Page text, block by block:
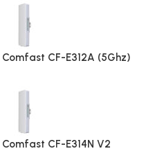
Comfast CF-E312A (5Ghz)
Comfast CF-E314N V2